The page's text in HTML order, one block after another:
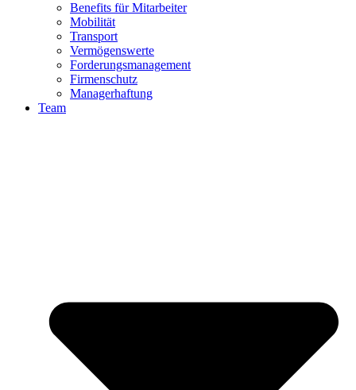
Benefits für Mitarbeiter
Mobilität
Transport
Vermögenswerte
Forderungsmanagement
Firmenschutz
Managerhaftung
Team